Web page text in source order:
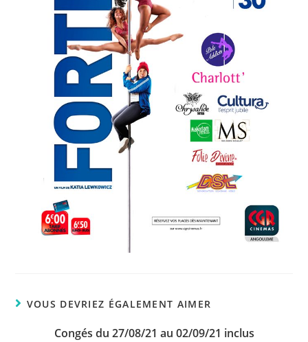
VOUS DEVRIEZ ÉGALEMENT AIMER
Congés du 27/08/21 au 02/09/21 inclus